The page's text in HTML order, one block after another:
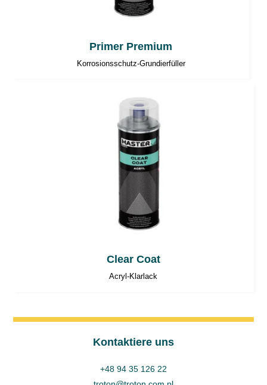
Primer Premium
Korrosionsschutz-Grundierfüller
Clear Coat
Acryl-Klarlack
Kontaktiere uns
+48 94 35 126 22